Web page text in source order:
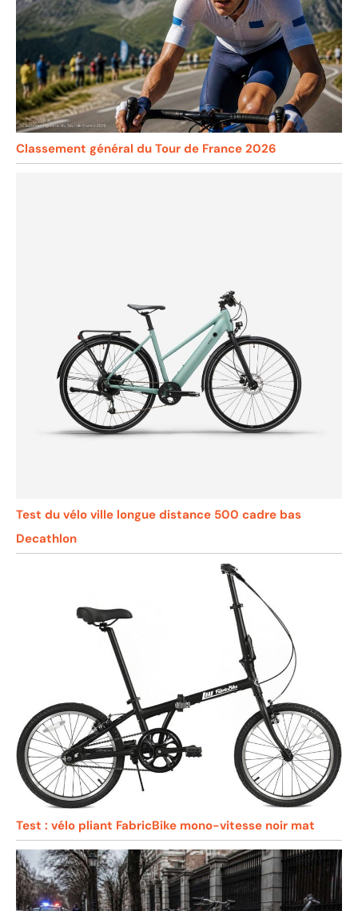
Classement général du Tour de France 2026
Test du vélo ville longue distance 500 cadre bas
Decathlon
Test : vélo pliant FabricBike mono-vitesse noir mat